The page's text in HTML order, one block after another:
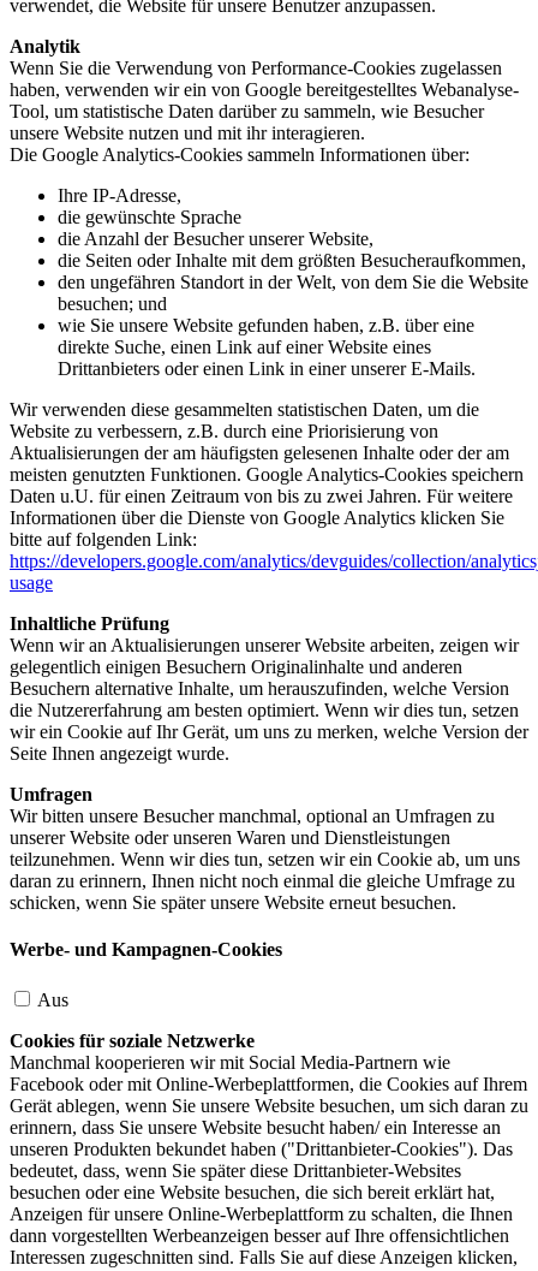
verwendet, die Website für unsere Benutzer anzupassen.
Analytik
Wenn Sie die Verwendung von Performance-Cookies zugelassen
haben, verwenden wir ein von Google bereitgestelltes Webanalyse-
Tool, um statistische Daten darüber zu sammeln, wie Besucher
unsere Website nutzen und mit ihr interagieren.
Die Google Analytics-Cookies sammeln Informationen über:
Ihre IP-Adresse,
die gewünschte Sprache
die Anzahl der Besucher unserer Website,
die Seiten oder Inhalte mit dem größten Besucheraufkommen,
den ungefähren Standort in der Welt, von dem Sie die Website
besuchen; und
wie Sie unsere Website gefunden haben, z.B. über eine
direkte Suche, einen Link auf einer Website eines
Drittanbieters oder einen Link in einer unserer E-Mails.
Wir verwenden diese gesammelten statistischen Daten, um die
Website zu verbessern, z.B. durch eine Priorisierung von
Aktualisierungen der am häufigsten gelesenen Inhalte oder der am
meisten genutzten Funktionen. Google Analytics-Cookies speichern
Daten u.U. für einen Zeitraum von bis zu zwei Jahren. Für weitere
Informationen über die Dienste von Google Analytics klicken Sie
bitte auf folgenden Link:
https://developers.google.com/analytics/devguides/collection/
usage
Inhaltliche Prüfung
Wenn wir an Aktualisierungen unserer Website arbeiten, zeigen wir
gelegentlich einigen Besuchern Originalinhalte und anderen
Besuchern alternative Inhalte, um herauszufinden, welche Version
die Nutzererfahrung am besten optimiert. Wenn wir dies tun, setzen
wir ein Cookie auf Ihr Gerät, um uns zu merken, welche Version der
Seite Ihnen angezeigt wurde.
Umfragen
Wir bitten unsere Besucher manchmal, optional an Umfragen zu
unserer Website oder unseren Waren und Dienstleistungen
teilzunehmen. Wenn wir dies tun, setzen wir ein Cookie ab, um uns
daran zu erinnern, Ihnen nicht noch einmal die gleiche Umfrage zu
schicken, wenn Sie später unsere Website erneut besuchen.
Werbe- und Kampagnen-Cookies
Aus
Cookies für soziale Netzwerke
Manchmal kooperieren wir mit Social Media-Partnern wie
Facebook oder mit Online-Werbeplattformen, die Cookies auf Ihrem
Gerät ablegen, wenn Sie unsere Website besuchen, um sich daran zu
erinnern, dass Sie unsere Website besucht haben/ ein Interesse an
unseren Produkten bekundet haben ("Drittanbieter-Cookies"). Das
bedeutet, dass, wenn Sie später diese Drittanbieter-Websites
besuchen oder eine Website besuchen, die sich bereit erklärt hat,
Anzeigen für unsere Online-Werbeplattform zu schalten, die Ihnen
dann vorgestellten Werbeanzeigen besser auf Ihre offensichtlichen
Interessen zugeschnitten sind. Falls Sie auf diese Anzeigen klicken,